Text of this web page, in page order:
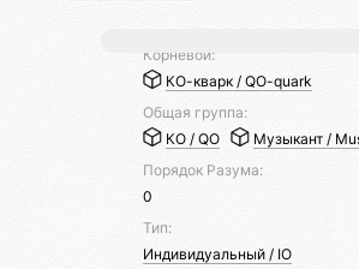
Корневой:
КО-кварк / QO-quark
Общая группа:
КО / QO
Музыкант /
Порядок Разума:
0
Тип:
Индивидуальный / IO